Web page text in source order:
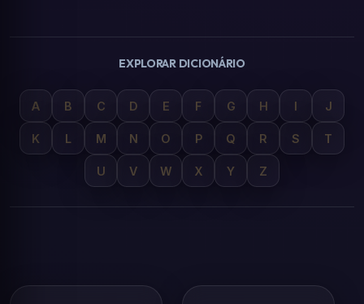
EXPLORAR DICIONÁRIO
A B C D E F G H I J
K L M N O P Q R S T
U V W X Y Z